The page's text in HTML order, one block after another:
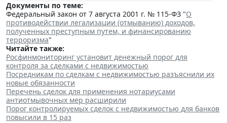
Документы по теме:
Федеральный закон от 7 августа 2001 г. № 115-ФЗ "О
противодействии легализации (отмыванию) доходов,
полученных преступным путем, и финансированию
терроризма"
Читайте также:
Росфинмониторинг установит денежный порог для
контроля за сделками с недвижимостью
Посредникам по сделкам с недвижимостью разъяснили их
новые обязанности
Перечень сделок для применения нотариусами
антиотмывочных мер расширили
Порог контролируемых сделок с недвижимостью для банков
повысили в 15 раз